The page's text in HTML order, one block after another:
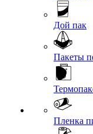
Дой пак
Пакеты
Пленка